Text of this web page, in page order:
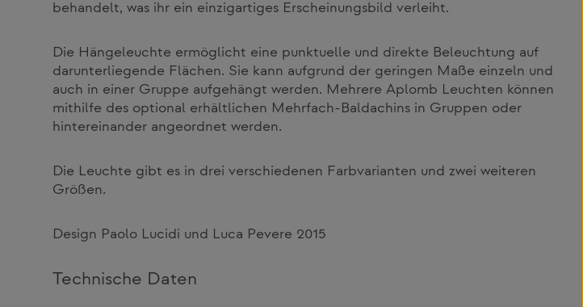
behandelt, was ihr ein einzigartiges Erscheinungsbild verleiht.
Die Hängeleuchte ermöglicht eine punktuelle und direkte Beleuchtung auf
darunterliegende Flächen. Sie kann aufgrund der geringen Maße einzeln und
auch in einer Gruppe aufgehängt werden. Mehrere Aplomb Leuchten können
mithilfe des optional erhältlichen Mehrfach-Baldachins in Gruppen oder
hintereinander angeordnet werden.
Die Leuchte gibt es in drei verschiedenen Farbvarianten und zwei weiteren
Größen.
Design Paolo Lucidi und Luca Pevere 2015
Technische Daten